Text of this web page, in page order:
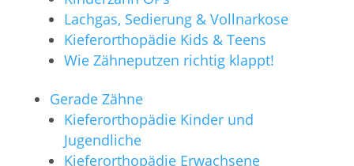
Lachgas, Sedierung & Vollnarkose
Kieferorthopädie Kids & Teens
Wie Zähneputzen richtig klappt!
Gerade Zähne
Kieferorthopädie Kinder und
Jugendliche
Kieferorthopädie Erwachsene